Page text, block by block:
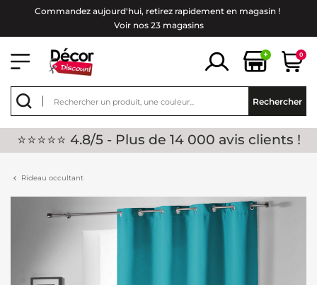
Commandez aujourd'hui, retirez rapidement en magasin !
Voir nos 23 magasins
+ 0
Rechercher
⭐⭐⭐⭐⭐ 4.8/5 - Plus de 14 000 avis clients !
Rideau occultant